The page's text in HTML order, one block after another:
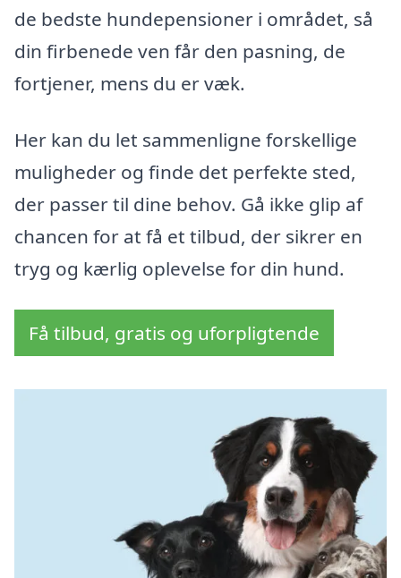
de bedste hundepensioner i området, så
din firbenede ven får den pasning, de
fortjener, mens du er væk.
Her kan du let sammenligne forskellige
muligheder og finde det perfekte sted,
der passer til dine behov. Gå ikke glip af
chancen for at få et tilbud, der sikrer en
tryg og kærlig oplevelse for din hund.
Få tilbud, gratis og uforpligtende